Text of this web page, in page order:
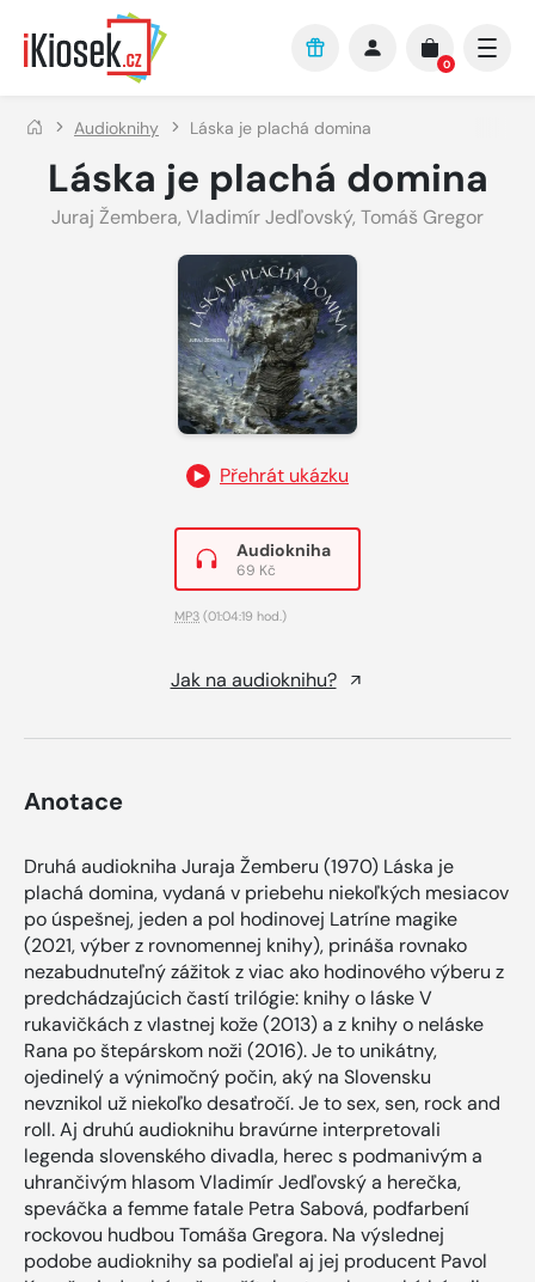
Přejít na hlavní obsah
0
Audioknihy Láska je plachá domina
Láska je plachá domina
Juraj Žembera, Vladimír Jedľovský, Tomáš Gregor
Přehrát ukázku
Audiokniha
69 Kč
MP3 (01:04:19 hod.)
Jak na audioknihu?
Anotace
Druhá audiokniha Juraja Žemberu (1970) Láska je
plachá domina, vydaná v priebehu niekoľkých mesiacov
po úspešnej, jeden a pol hodinovej Latríne magike
(2021, výber z rovnomennej knihy), prináša rovnako
nezabudnuteľný zážitok z viac ako hodinového výberu z
predchádzajúcich častí trilógie: knihy o láske V
rukavičkách z vlastnej kože (2013) a z knihy o neláske
Rana po štepárskom noži (2016). Je to unikátny,
ojedinelý a výnimočný počin, aký na Slovensku
nevznikol už niekoľko desaťročí. Je to sex, sen, rock and
roll. Aj druhú audioknihu bravúrne interpretovali
legenda slovenského divadla, herec s podmanivým a
uhrančivým hlasom Vladimír Jedľovský a herečka,
speváčka a femme fatale Petra Sabová, podfarbení
rockovou hudbou Tomáša Gregora. Na výslednej
podobe audioknihy sa podieľal aj jej producent Pavol